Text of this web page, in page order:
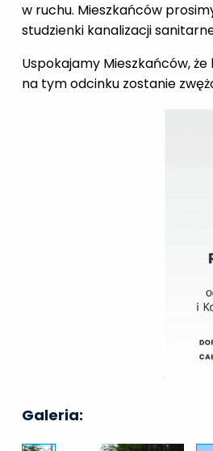
w ruchu. Mieszkańców
studzienki kanalizacji
Uspokajamy Mieszkańców,
na tym odcinku zostanie
Galeria: